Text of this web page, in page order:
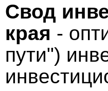
Свод
края -
пути")